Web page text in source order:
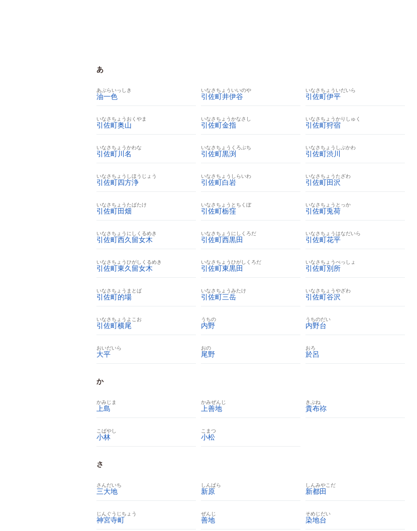
あ
あぶらいっしき
油一色
いなさちょういいのや
引佐町井伊谷
いなさちょういだいら
引佐町伊平
いなさちょうおくやま
引佐町奥山
いなさちょうかなさし
引佐町金指
いなさちょうかりしゅく
引佐町狩宿
いなさちょうかわな
引佐町川名
いなさちょうくろぶち
引佐町黒渕
いなさちょうしぶかわ
引佐町渋川
いなさちょうしほうじょう
引佐町四方浄
いなさちょうしらいわ
引佐町白岩
いなさちょうたざわ
引佐町田沢
いなさちょうたばたけ
引佐町田畑
いなさちょうとちくぼ
引佐町栃窪
いなさちょうとっか
引佐町兎荷
いなさちょうにしくるめき
引佐町西久留女木
いなさちょうにしくろだ
引佐町西黒田
いなさちょうはなだいら
引佐町花平
いなさちょうひがしくるめき
引佐町東久留女木
いなさちょうひがしくろだ
引佐町東黒田
いなさちょうべっしょ
引佐町別所
いなさちょうまとば
引佐町的場
いなさちょうみたけ
引佐町三岳
いなさちょうやざわ
引佐町谷沢
いなさちょうよこお
引佐町横尾
うちの
内野
うちのだい
内野台
おいだいら
大平
おの
尾野
おろ
於呂
か
かみじま
上島
かみぜんじ
上善地
きぶね
貴布祢
こばやし
小林
こまつ
小松
さ
さんだいち
三大地
しんぱら
新原
しんみやこだ
新都田
じんぐうじちょう
神宮寺町
ぜんじ
善地
そめじだい
染地台